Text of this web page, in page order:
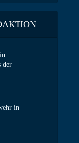
der
in